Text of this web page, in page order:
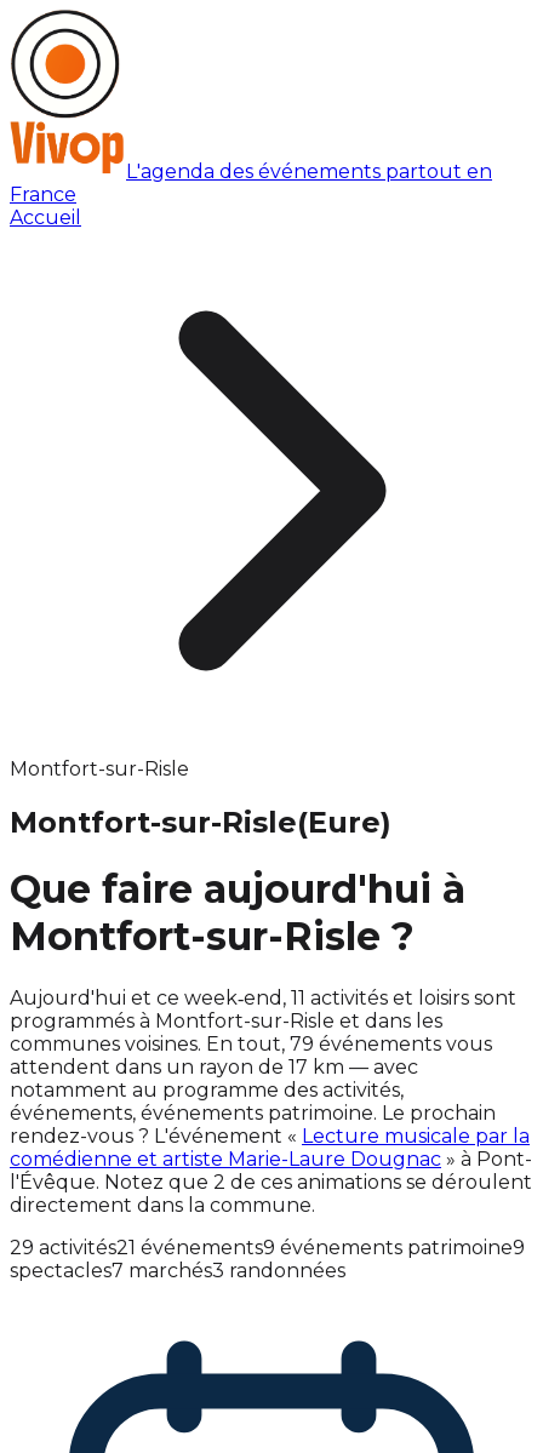
L'agenda des événements partout en
France
Accueil
Montfort-sur-Risle
Montfort-sur-Risle(Eure)
Que faire aujourd'hui à
Montfort-sur-Risle ?
Aujourd'hui et ce week‑end, 11 activités et loisirs sont
programmés à Montfort-sur-Risle et dans les
communes voisines. En tout, 79 événements vous
attendent dans un rayon de 17 km — avec
notamment au programme des activités,
événements, événements patrimoine. Le prochain
rendez-vous ? L'événement « Lecture musicale par la
comédienne et artiste Marie-Laure Dougnac » à Pont-
l'Évêque. Notez que 2 de ces animations se déroulent
directement dans la commune.
29 activités21 événements9 événements patrimoine9
spectacles7 marchés3 randonnées